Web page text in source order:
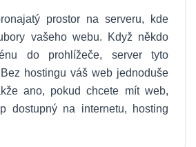
prostor na serveru, kde
vašeho webu. Když někdo
do prohlížeče, server tyto
hostingu váš web jednoduše
ano, pokud chcete mít web,
dostupný na internetu, hosting